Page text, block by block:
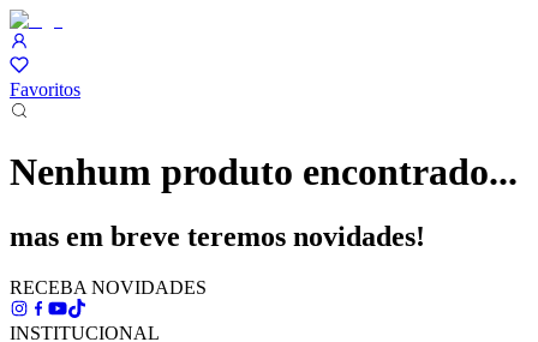
Favoritos
Nenhum produto encontrado...
mas em breve teremos novidades!
RECEBA NOVIDADES
INSTITUCIONAL